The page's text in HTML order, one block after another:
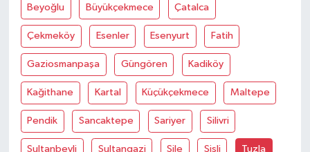
Beyoğlu Büyükçekmece Çatalca
Çekmeköy Esenler Esenyurt Fatih
Gaziosmanpaşa Güngören Kadiköy
Kağithane Kartal Küçükçekmece Maltepe
Pendik Sancaktepe Sariyer Silivri
Sultanbeyli Sultangazi Şile Şişli Tuzla